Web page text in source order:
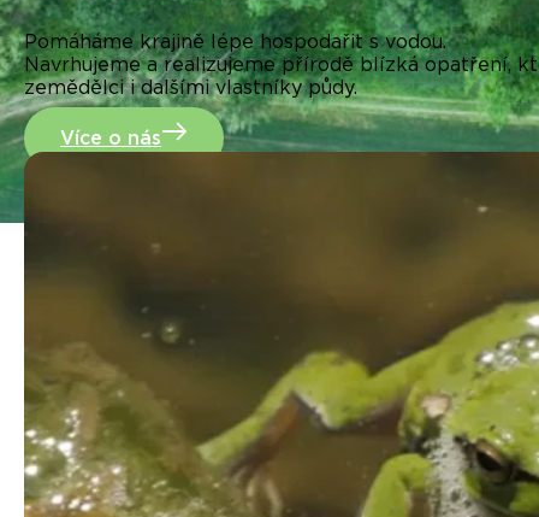
Pomáháme krajině lépe hospodařit s vodou.
Navrhujeme a realizujeme přírodě blízká opatření,
zemědělci i dalšími vlastníky půdy.
Více o nás